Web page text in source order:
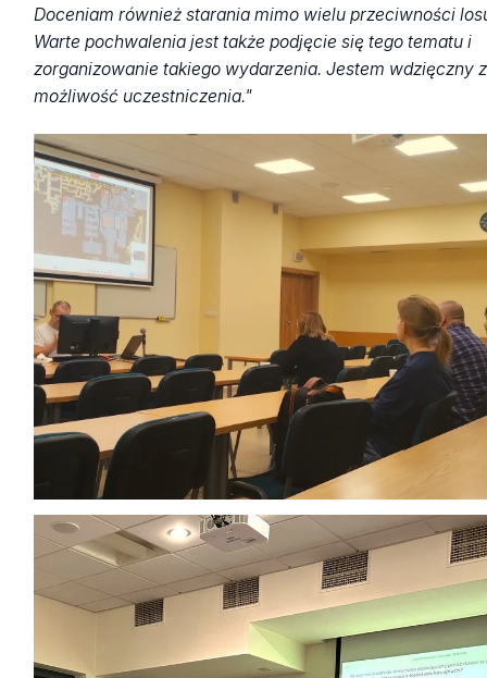
Doceniam również starania mimo wielu przeciwności
Warte pochwalenia jest także podjęcie się tego tematu i
zorganizowanie takiego wydarzenia. Jestem wdzięczny
możliwość uczestniczenia."